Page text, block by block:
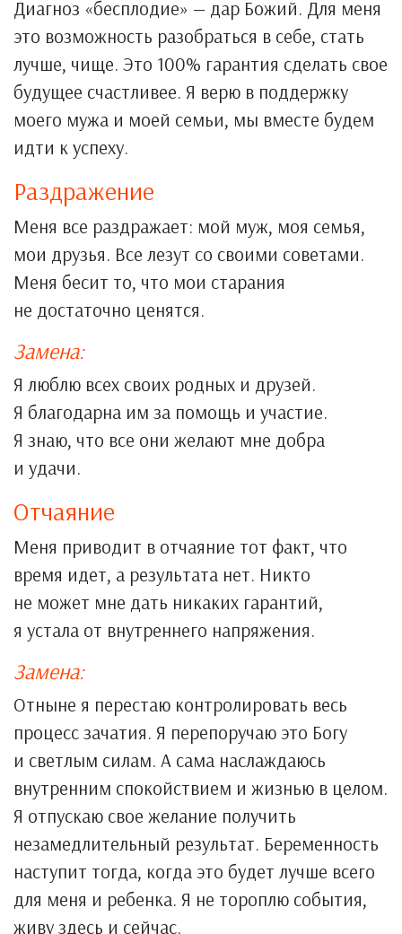
Диагноз «бесплодие» — дар Божий. Для меня
это возможность разобраться в себе, стать
лучше, чище. Это 100% гарантия сделать свое
будущее счастливее. Я верю в поддержку
моего мужа и моей семьи, мы вместе будем
идти к успеху.
Раздражение
Меня все раздражает: мой муж, моя семья,
мои друзья. Все лезут со своими советами.
Меня бесит то, что мои старания
не достаточно ценятся.
Замена:
Я люблю всех своих родных и друзей.
Я благодарна им за помощь и участие.
Я знаю, что все они желают мне добра
и удачи.
Отчаяние
Меня приводит в отчаяние тот факт, что
время идет, а результата нет. Никто
не может мне дать никаких гарантий,
я устала от внутреннего напряжения.
Замена:
Отныне я перестаю контролировать весь
процесс зачатия. Я перепоручаю это Богу
и светлым силам. А сама наслаждаюсь
внутренним спокойствием и жизнью в целом.
Я отпускаю свое желание получить
незамедлительный результат. Беременность
наступит тогда, когда это будет лучше всего
для меня и ребенка. Я не тороплю события,
живу здесь и сейчас.